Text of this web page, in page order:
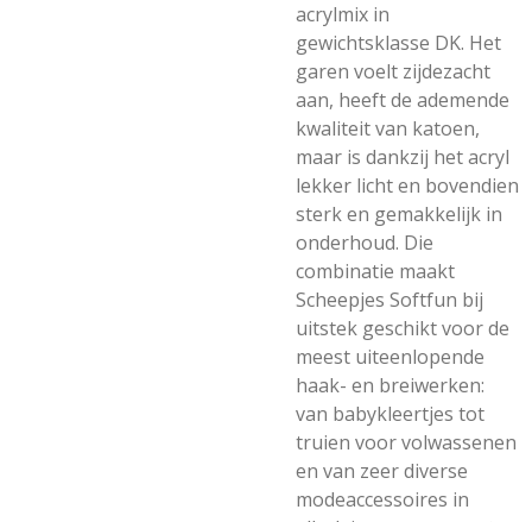
acrylmix in
gewichtsklasse DK. Het
garen voelt zijdezacht
aan, heeft de ademende
kwaliteit van katoen,
maar is dankzij het acryl
lekker licht en bovendien
sterk en gemakkelijk in
onderhoud. Die
combinatie maakt
Scheepjes Softfun bij
uitstek geschikt voor de
meest uiteenlopende
haak- en breiwerken:
van babykleertjes tot
truien voor volwassenen
en van zeer diverse
modeaccessoires in